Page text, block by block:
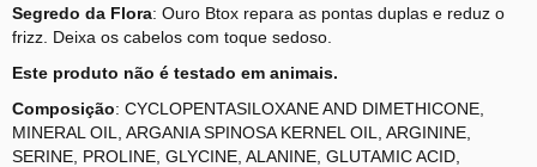
Segredo da Flora: Ouro Btox repara as pontas duplas e reduz o
frizz. Deixa os cabelos com toque sedoso.
Este produto não é testado em animais.
Composição: CYCLOPENTASILOXANE AND DIMETHICONE,
MINERAL OIL, ARGANIA SPINOSA KERNEL OIL, ARGININE,
SERINE, PROLINE, GLYCINE, ALANINE, GLUTAMIC ACID,